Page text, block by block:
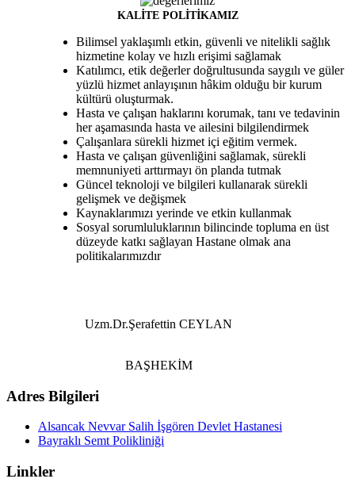
KALİTE POLİTİKAMIZ
Bilimsel yaklaşımlı etkin, güvenli ve nitelikli sağlık
hizmetine kolay ve hızlı erişimi sağlamak
Katılımcı, etik değerler doğrultusunda saygılı ve güler
yüzlü hizmet anlayışının hâkim olduğu bir kurum
kültürü oluşturmak.
Hasta ve çalışan haklarını korumak, tanı ve tedavinin
her aşamasında hasta ve ailesini bilgilendirmek
Çalışanlara sürekli hizmet içi eğitim vermek.
Hasta ve çalışan güvenliğini sağlamak, sürekli
memnuniyeti arttırmayı ön planda tutmak
Güncel teknoloji ve bilgileri kullanarak sürekli
gelişmek ve değişmek
Kaynaklarımızı yerinde ve etkin kullanmak
Sosyal sorumluluklarının bilincinde topluma en üst
düzeyde katkı sağlayan Hastane olmak ana
politikalarımızdır
Uzm.Dr.Şerafettin CEYLAN
BAŞHEKİM
Adres Bilgileri
Alsancak Nevvar Salih İşgören Devlet Hastanesi
Bayraklı Semt Polikliniği
Linkler